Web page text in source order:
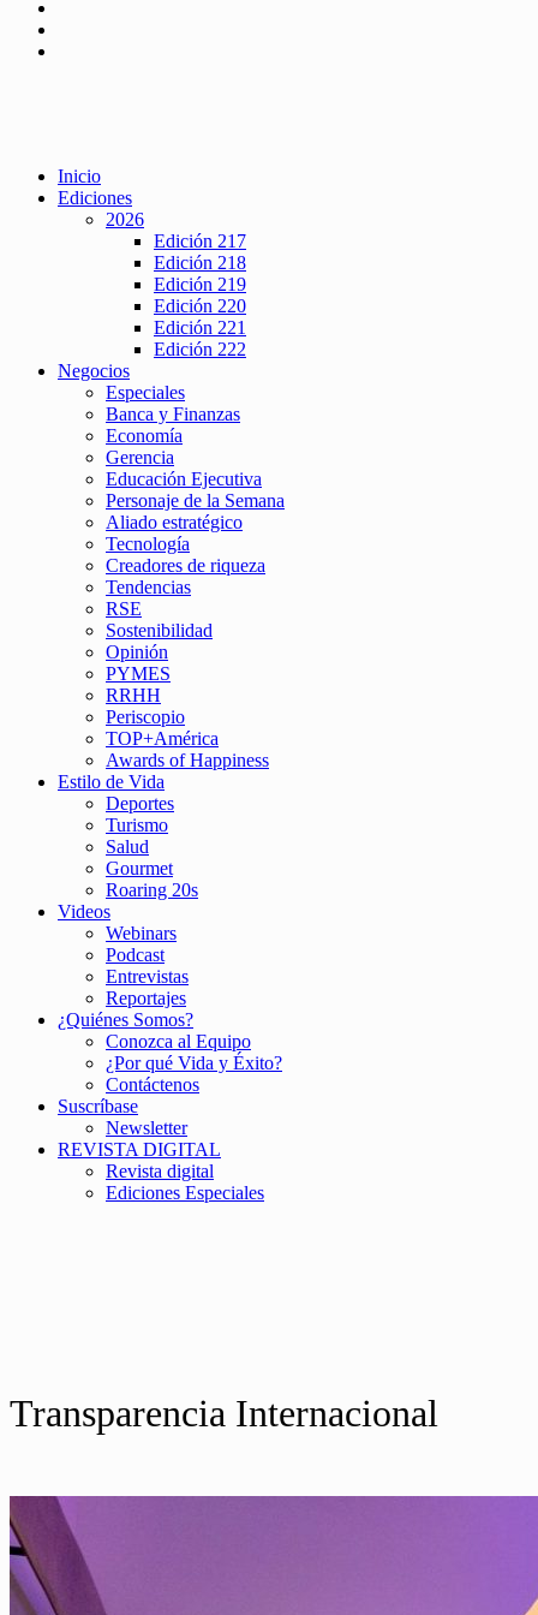
Inicio
Ediciones
2026
Edición 217
Edición 218
Edición 219
Edición 220
Edición 221
Edición 222
Negocios
Especiales
Banca y Finanzas
Economía
Gerencia
Educación Ejecutiva
Personaje de la Semana
Aliado estratégico
Tecnología
Creadores de riqueza
Tendencias
RSE
Sostenibilidad
Opinión
PYMES
RRHH
Periscopio
TOP+América
Awards of Happiness
Estilo de Vida
Deportes
Turismo
Salud
Gourmet
Roaring 20s
Videos
Webinars
Podcast
Entrevistas
Reportajes
¿Quiénes Somos?
Conozca al Equipo
¿Por qué Vida y Éxito?
Contáctenos
Suscríbase
Newsletter
REVISTA DIGITAL
Revista digital
Ediciones Especiales
Transparencia Internacional